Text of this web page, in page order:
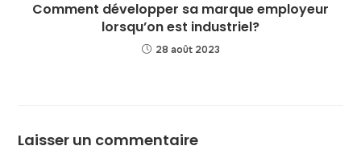
Comment développer sa marque employeur
lorsqu’on est industriel?
28 août 2023
Laisser un commentaire